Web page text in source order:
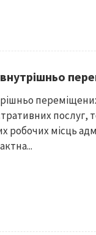
послуг,
робочих місць